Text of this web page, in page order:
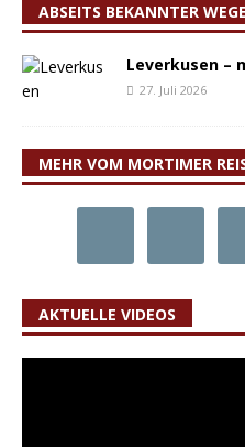
ABSEITS BEKANNTER WEGE
Leverkusen –
27. Juli 2026
MEHR VOM MORTIMER
AKTUELLE VIDEOS